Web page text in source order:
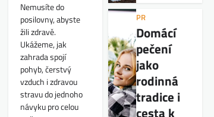
Nemusíte do
posilovny, abyste
žili zdravě.
Ukážeme, jak
zahrada spojí
pohyb, čerstvý
vzduch i zdravou
stravu do jednoho
návyku pro celou
PR
Domácí
pečení
jako
rodinná
tradice i
cesta k